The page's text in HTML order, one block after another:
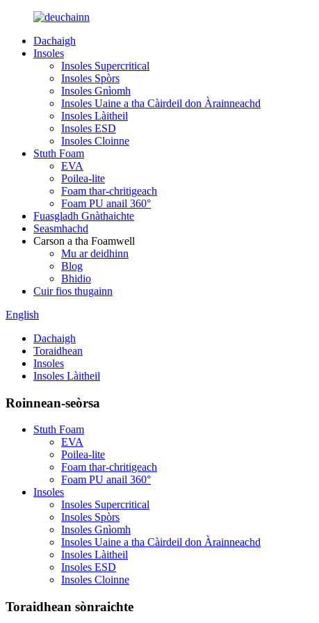
Dachaigh
Insoles
Insoles Supercritical
Insoles Spòrs
Insoles Gnìomh
Insoles Uaine a tha Càirdeil don Àrainneachd
Insoles Làitheil
Insoles ESD
Insoles Cloinne
Stuth Foam
EVA
Poilea-lite
Foam thar-chritigeach
Foam PU anail 360°
Fuasgladh Gnàthaichte
Seasmhachd
Carson a tha Foamwell
Mu ar deidhinn
Blog
Bhidio
Cuir fios thugainn
English
Dachaigh
Toraidhean
Insoles
Insoles Làitheil
Roinnean-seòrsa
Stuth Foam
EVA
Poilea-lite
Foam thar-chritigeach
Foam PU anail 360°
Insoles
Insoles Supercritical
Insoles Spòrs
Insoles Gnìomh
Insoles Uaine a tha Càirdeil don Àrainneachd
Insoles Làitheil
Insoles ESD
Insoles Cloinne
Toraidhean sònraichte